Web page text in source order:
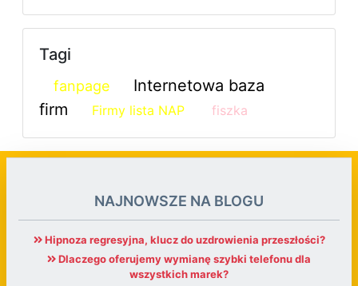
Tagi
fanpage
Internetowa baza
firm
Firmy lista NAP fiszka
NAJNOWSZE NA BLOGU
Hipnoza regresyjna, klucz do uzdrowienia przeszłości?
Dlaczego oferujemy wymianę szybki telefonu dla
wszystkich marek?